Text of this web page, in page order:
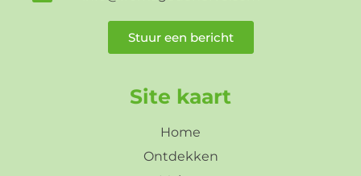
Stuur een bericht
Site kaart
Home
Ontdekken